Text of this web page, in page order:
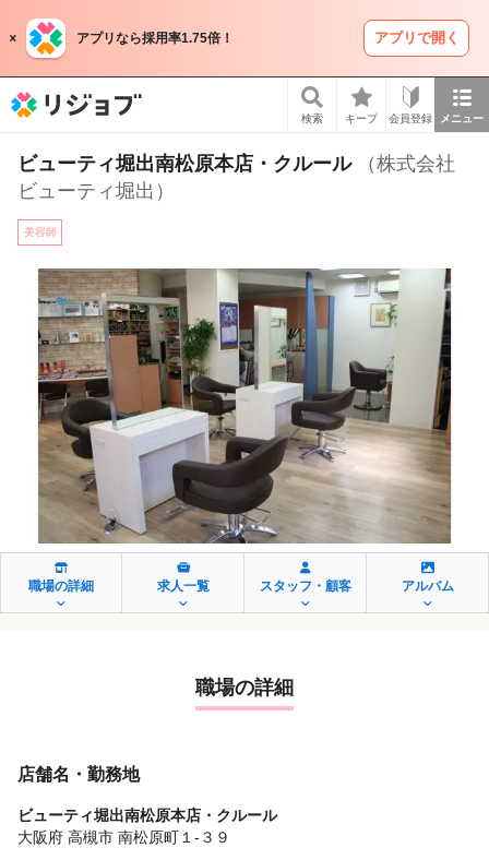
アプリなら採用率1.75倍！ アプリで開く
検索 キープ 会員登録 メニュー
ビューティ堀出南松原本店・クルール
（株式会社
ビューティ堀出）
美容師
職場の詳細 求人一覧 スタッフ・顧客 アルバム
職場の詳細
店舗名・勤務地
ビューティ堀出南松原本店・クルール
大阪府 高槻市 南松原町１‐３９